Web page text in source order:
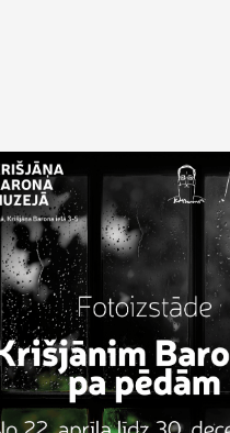
22 apr 2026 –30 dec